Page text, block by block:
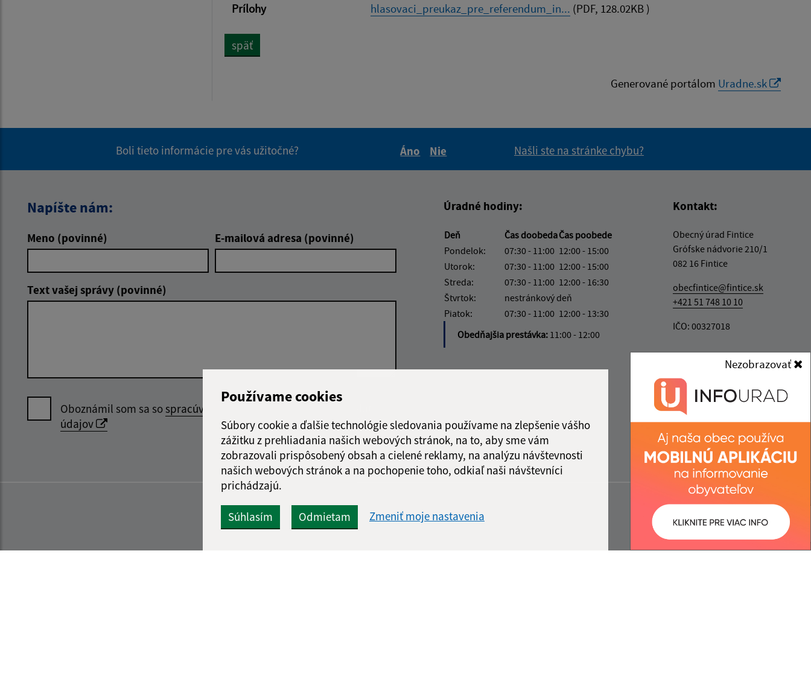
Používame cookies
Súbory cookie a ďalšie technológie sledovania používame na zlepšenie vášho
zážitku z prehliadania našich webových stránok, na to, aby sme vám
zobrazovali prispôsobený obsah a cielené reklamy, na analýzu návštevnosti
našich webových stránok a na pochopenie toho, odkiaľ naši návštevníci
prichádzajú.
Súhlasím Odmietam Zmeniť moje nastavenia
Nezobrazovať
Prílohy hlasovaci_preukaz_pre_referendum_in... (PDF, 128.02KB )
späť
Generované portálom Uradne.sk
Boli tieto informácie pre vás užitočné?
Áno
Nie
Našli ste na stránke chybu?
Napíšte nám:
Meno (povinné) E-mailová adresa (povinné)
Text vašej správy (povinné)
Oboznámil som sa sospracúvaním osobných
údajov
Google reCaptcha Response
správu
Úradné hodiny:
Deň Čas doobedaČas poobede
Pondelok:
07:30 - 11:00 12:00 - 15:00
Utorok:
07:30 - 11:00 12:00 - 15:00
Streda:
07:30 - 11:00 12:00 - 16:30
Štvrtok:
nestránkový deň
Piatok:
07:30 - 11:00 12:00 - 13:30
Obedňajšia prestávka: 11:00 - 12:00
Kontakt:
Obecný úrad Fintice
Grófske nádvorie 210/1
082 16 Fintice
obecfintice@fintice.sk
+421 51 748 10 10
IČO: 00327018